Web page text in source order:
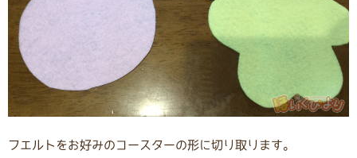
フエルトをお好みのコースターの形に切り取ります。